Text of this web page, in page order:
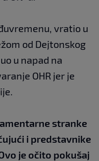
vratio u
od Dejtonskog
u napad na
OHR jer je
stranke
i predstavnike
je očito pokušaj